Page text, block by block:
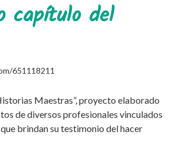
capítulo del
651118211
Maestras”, proyecto elaborado
de diversos profesionales vinculados
brindan su testimonio del hacer